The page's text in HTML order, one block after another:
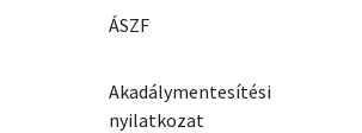
ÁSZF
Akadálymentesítési
nyilatkozat